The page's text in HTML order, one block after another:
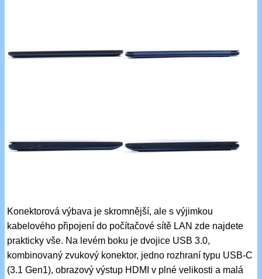
Konektorová výbava je skromnější, ale s výjimkou
kabelového připojení do počítačové sítě LAN zde najdete
prakticky vše. Na levém boku je dvojice USB 3.0,
kombinovaný zvukový konektor, jedno rozhraní typu USB-C
(3.1 Gen1), obrazový výstup HDMI v plné velikosti a malá